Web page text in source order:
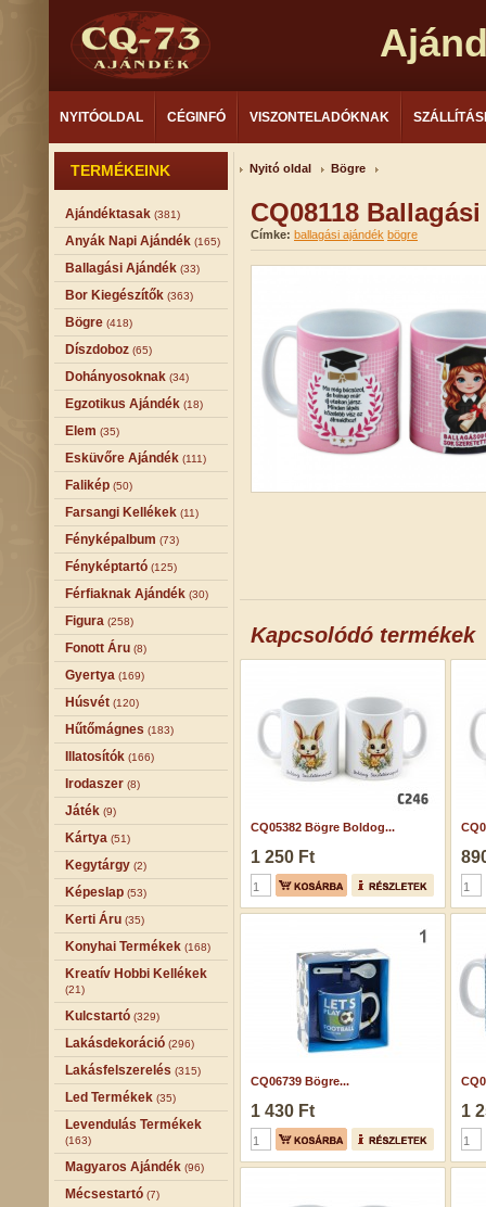
NYITÓOLDAL CÉGINFÓ VISZONTELADÓKNAK
TERMÉKEINK
Ajándéktasak (381)
Anyák Napi Ajándék (165)
Ballagási Ajándék (33)
Bor Kiegészítők (363)
Bögre (418)
Díszdoboz (65)
Dohányosoknak (34)
Egzotikus Ajándék (18)
Elem (35)
Esküvőre Ajándék (111)
Falikép (50)
Farsangi Kellékek (11)
Fényképalbum (73)
Fényképtartó (125)
Férfiaknak Ajándék (30)
Figura (258)
Fonott Áru (8)
Gyertya (169)
Húsvét (120)
Hűtőmágnes (183)
Illatosítók (166)
Irodaszer (8)
Játék (9)
Kártya (51)
Kegytárgy (2)
Képeslap (53)
Kerti Áru (35)
Konyhai Termékek (168)
Kreatív Hobbi Kellékek
(21)
Kulcstartó (329)
Lakásdekoráció (296)
Lakásfelszerelés (315)
Led Termékek (35)
Levendulás Termékek
(163)
Magyaros Ajándék (96)
Mécsestartó (7)
Nyitó oldal Bögre
CQ08118
Címke: ballagási ajándék bögre
Kapcsolódó termékek
CQ05382 Bögre Boldog...
1 250 Ft
CQ06739 Bögre...
1 430 Ft 1